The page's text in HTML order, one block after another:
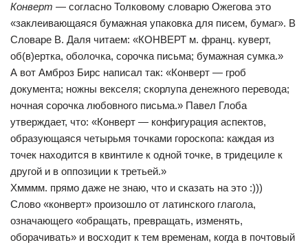
Конверт — согласно Толковому словарю Ожегова это
«заклеивающаяся бумажная упаковка для писем, бумаг». В
Cловаре В. Даля читаем: «КОНВЕРТ м. франц. куверт,
об(в)ертка, оболочка, сорочка письма; бумажная сумка.»
А вот Амброз Бирс написал так: «Конверт — гроб
документа; ножны векселя; скорлупа денежного перевода;
ночная сорочка любовного письма.» Павел Глоба
утверждает, что: «Конверт — конфигурация аспектов,
образующаяся четырьмя точками гороскопа: каждая из
точек находится в квинтиле к одной точке, в тридециле к
другой и в оппозиции к третьей.»
Хмммм. прямо даже не знаю, что и сказать на это :)))
Слово «конверт» произошло от латинского глагола,
означающего «обращать, превращать, изменять,
оборачивать» и восходит к тем временам, когда в почтовый